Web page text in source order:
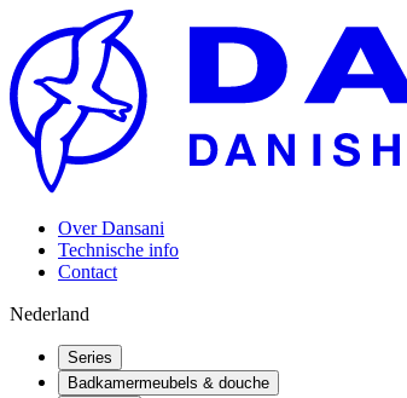
Over Dansani
Technische info
Contact
Nederland
Series
Badkamermeubels & douche